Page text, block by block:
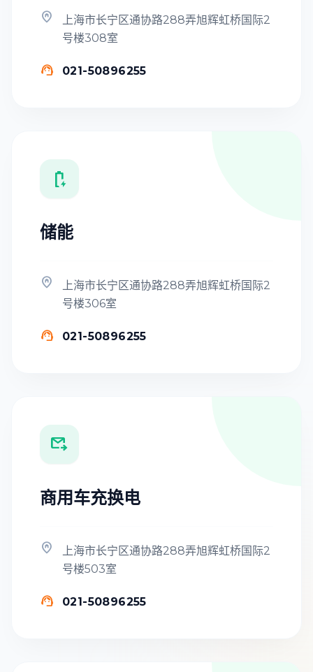

上海市长宁区通协路288弄旭辉虹桥国际2
号楼308室
 021-50896255

储能

上海市长宁区通协路288弄旭辉虹桥国际2
号楼306室
 021-50896255

商用车充换电

上海市长宁区通协路288弄旭辉虹桥国际2
号楼503室
 021-50896255